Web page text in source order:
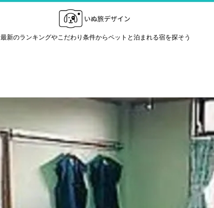
最新のランキングやこだわり条件からペットと泊まれる宿を探そう